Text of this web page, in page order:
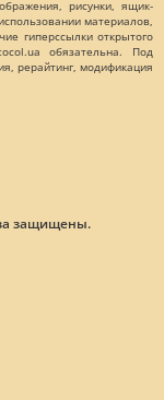
рисунки, ящик-
материалов,
гиперссылки открытого
обязательна. Под
рерайтинг, модификация
защищены.